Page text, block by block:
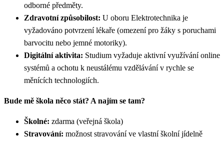
odborné předměty.
Zdravotní způsobilost: U oboru Elektrotechnika je
vyžadováno potvrzení lékaře (omezení pro žáky s poruchami
barvocitu nebo jemné motoriky).
Digitální aktivita: Studium vyžaduje aktivní využívání online
systémů a ochotu k neustálému vzdělávání v rychle se
měnících technologiích.
Bude mě škola něco stát? A najím se tam?
Školné: zdarma (veřejná škola)
Stravování: možnost stravování ve vlastní školní jídelně